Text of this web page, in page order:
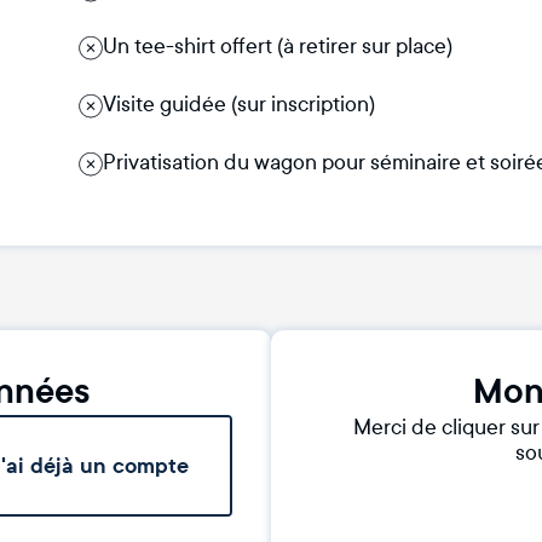
Un tee-shirt offert (à retirer sur place)
Visite guidée (sur inscription)
Privatisation du wagon pour séminaire et
déjà un compte
Merci de cliquer